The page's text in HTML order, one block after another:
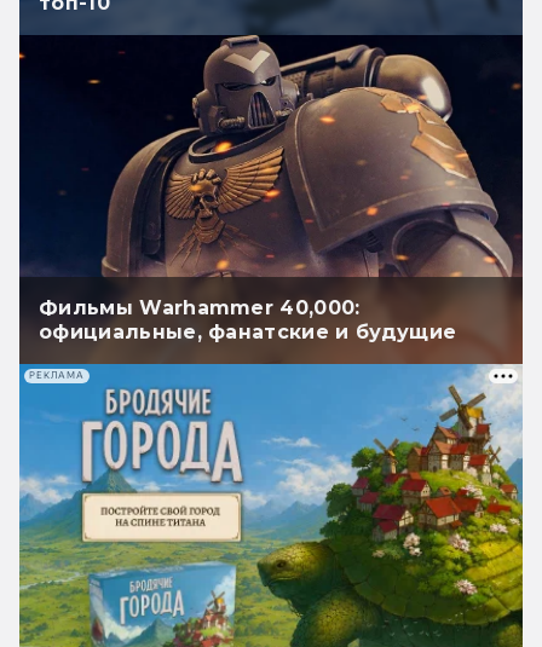
Фильмы Warhammer 40,000:
официальные, фанатские и будущие
РЕКЛАМА